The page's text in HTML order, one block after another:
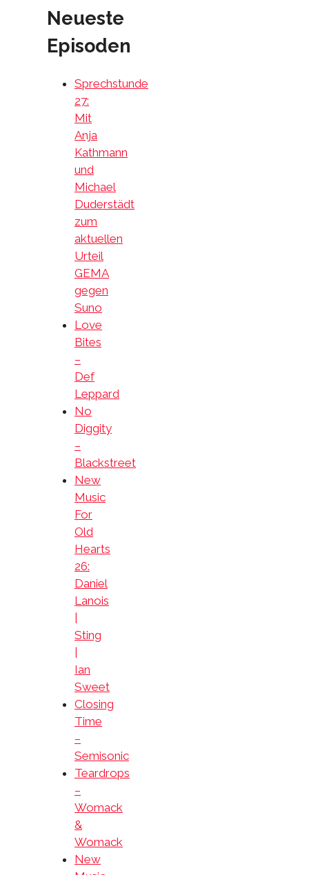
Neueste
Episoden
Sprechstunde
27:
Mit
Anja
Kathmann
und
Michael
Duderstädt
zum
aktuellen
Urteil
GEMA
gegen
Suno
Love
Bites
–
Def
Leppard
No
Diggity
–
Blackstreet
New
Music
For
Old
Hearts
26:
Daniel
Lanois
Sting
Ian
Sweet
Closing
Time
–
Semisonic
Teardrops
–
Womack
&
Womack
New